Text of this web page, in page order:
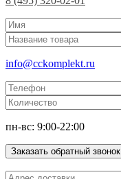
info@cckomplekt.ru
пн-вс: 9:00-22:00
Заказать обратный звонок